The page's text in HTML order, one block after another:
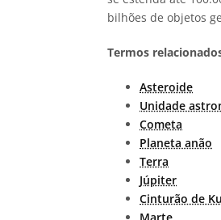
bilhões de objetos
Termos
Asteroide
Unidade
Cometa
Planeta anão
Terra
Júpiter
Cinturão de